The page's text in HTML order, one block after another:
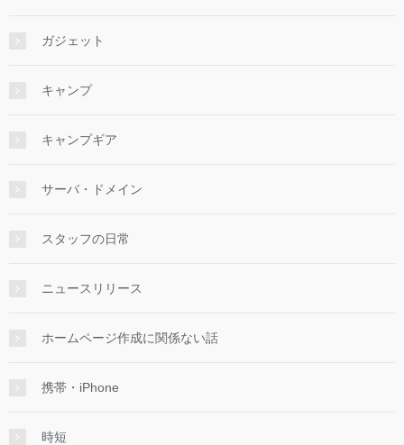
ガジェット
キャンプ
キャンプギア
サーバ・ドメイン
スタッフの日常
ニュースリリース
ホームページ作成に関係ない話
携帯・iPhone
時短